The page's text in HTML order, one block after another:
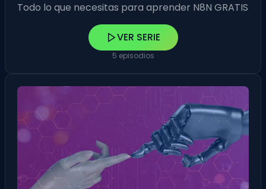
Todo lo que necesitas para aprender N8N GRATIS
VER SERIE
5 episodios